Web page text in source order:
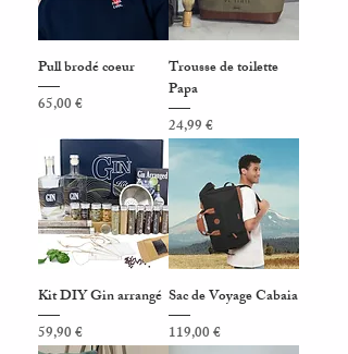
Pull brodé coeur
Prix
65,00 €
Trousse de toilette
Papa
Prix
24,99 €
Kit DIY Gin arrangé
Prix
59,90 €
Sac de Voyage Cabaia
Prix
119,00 €